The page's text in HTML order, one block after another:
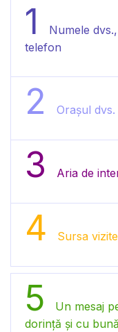
1
Numele
telefon
2 Orașul
3 Aria de
4 Sursa
5
Un mesaj
dorință și cu